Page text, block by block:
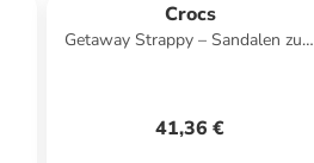
Crocs
Getaway Strappy – Sandalen zum
41,36 €